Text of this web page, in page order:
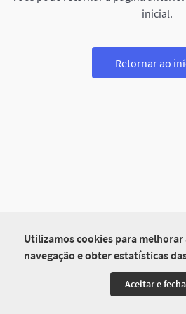
Utilizamos cookies para melhorar
navegação e obter estatísticas
Aceitar e
inicial.
Retornar ao